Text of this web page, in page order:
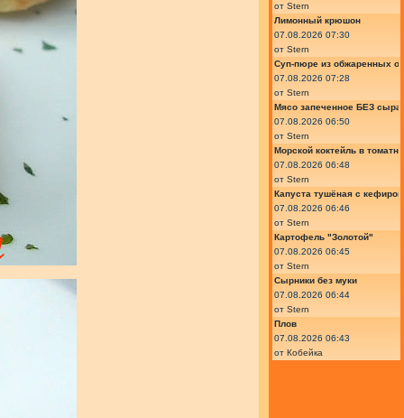
от Stern
Лимонный крюшон
07.08.2026 07:30
от Stern
Суп-пюре из обжаренных
07.08.2026 07:28
от Stern
Мясо запеченное БЕЗ сыра
07.08.2026 06:50
от Stern
Морской коктейль в
07.08.2026 06:48
от Stern
Капуста тушёная с кефиром
07.08.2026 06:46
от Stern
Картофель "Золотой"
07.08.2026 06:45
от Stern
Сырники без муки
07.08.2026 06:44
от Stern
Плов
07.08.2026 06:43
от Кобейка